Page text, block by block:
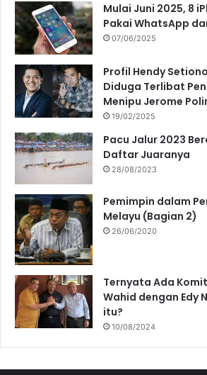
Mulai Juni 2025, 8
Pakai WhatsApp
07/06/2025
Profil Hendy
Diduga Terlibat
Menipu Jerome
19/02/2025
Pacu Jalur 2023
Daftar Juaranya
28/08/2023
Pemimpin dalam
Melayu (Bagian 2)
26/06/2020
Ternyata Ada
Wahid dengan Edy
itu?
10/08/2024